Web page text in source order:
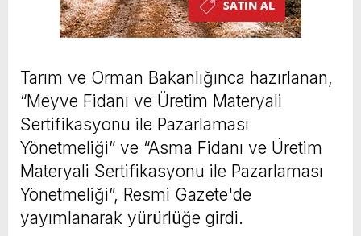
Tarım ve Orman Bakanlığınca hazırlanan,
“Meyve Fidanı ve Üretim Materyali
Sertifikasyonu ile Pazarlaması
Yönetmeliği” ve “Asma Fidanı ve Üretim
Materyali Sertifikasyonu ile Pazarlaması
Yönetmeliği”, Resmi Gazete'de
yayımlanarak yürürlüğe girdi.